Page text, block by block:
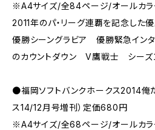
※A4サイズ/全84ページ/オールカラ
2011年のパ・リーグ連覇を記念した
優勝シーングラビア 優勝緊急イン
のカウントダウン V鷹戦士 シーズ
●福岡ソフトバンクホークス2014俺
ス14/12月号増刊）定価680円
※A4サイズ/全68ページ/オールカラ